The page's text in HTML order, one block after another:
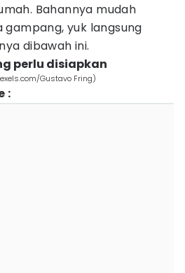
Bahannya mudah
yuk langsung
dibawah ini.
perlu disiapkan
Gustavo Fring)
: